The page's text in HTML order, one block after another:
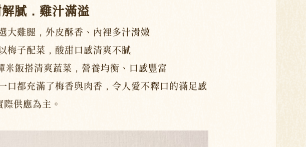
膩．雞汁滿溢
大雞腿，外皮酥香、內裡多汁滑嫩
梅子配菜，酸甜口感清爽不膩
米飯搭清爽蔬菜，營養均衡、口感豐富
口都充滿了梅香與肉香，令人愛不釋口的滿足感
供應為主。